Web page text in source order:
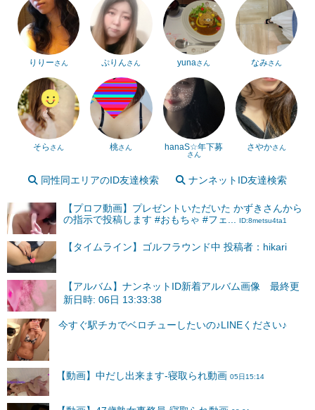
りりーさん ぷりんさん yunaさん なみさん
そら さん 桃さん hanaS☆年下募
さん
さやかさん
同性同エリアのID友達検索 ナンネットID友達検索
【プロフ動画】プレゼントいただいた かずきさんから
の指示で投稿します #おもちゃ #フェ...
ID:8metsu4ta1
【タイムライン】ゴルフラウンド中 投稿者：hikari
【アルバム】ナンネットID新着アルバム画像 最終更
新日時: 06日 13:33:38